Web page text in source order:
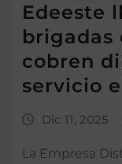
Edeeste
brigadas
cobren
servicio
Dic 11, 2025
La Empresa